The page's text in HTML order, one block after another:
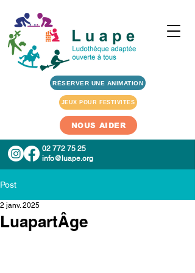
02 772 75 25
info@luape.org
RÉSERVER UNE ANIMATION
JEUX POUR FESTIVITES
NOUS AIDER
Post
LuapartÂge
2 janv. 2025